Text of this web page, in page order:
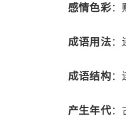
感情色彩：
成语用法：
成语结构：
产生年代：